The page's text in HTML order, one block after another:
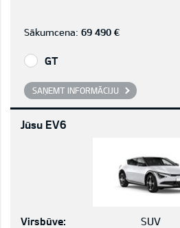
Sākumcena: 69 490 €
GT
SAŅEMT INFORMĀCIJU
Jūsu EV6
Virsbūve: SUV